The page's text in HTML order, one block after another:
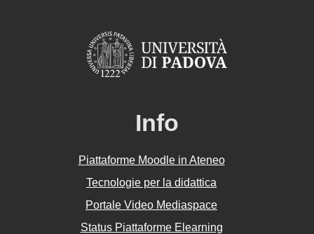
Info
Piattaforme Moodle in Ateneo
Tecnologie per la didattica
Portale Video Mediaspace
Status Piattaforme Elearning